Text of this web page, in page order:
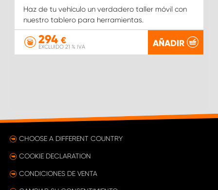
Haz de tu vehículo un verdadero taller móvil con
nuestro tablero para herramientas.
294 €
EXCLUIDO 21 % IVA AÑADIR
CHOOSE A DIFFERENT COUNTRY
COOKIE DECLARATION
CONDICIONES DE VENTA